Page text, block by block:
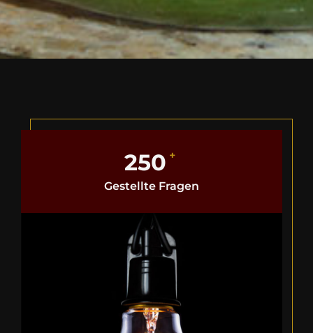
250 +
Gestellte Fragen